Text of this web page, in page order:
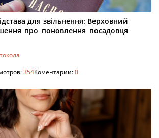
для звільнення: Верховний
про поновлення посадовця
354Коментарии:0